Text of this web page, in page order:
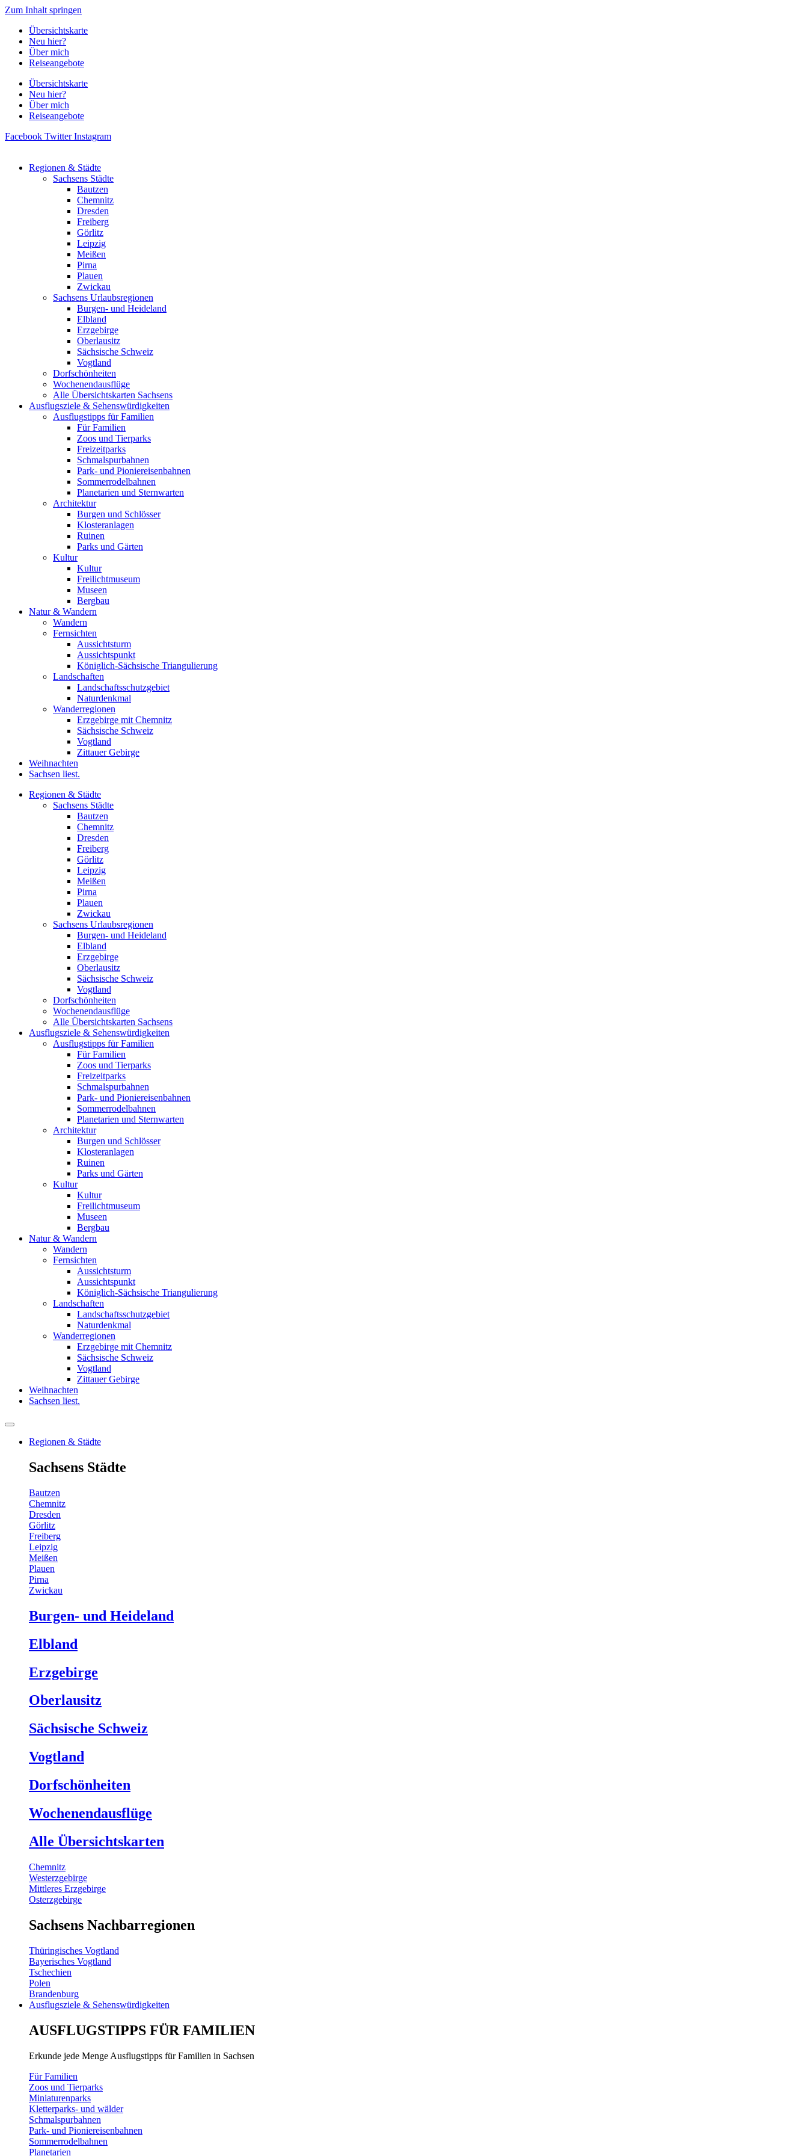
Zum Inhalt springen
Übersichtskarte
Neu hier?
Über mich
Reiseangebote
Übersichtskarte
Neu hier?
Über mich
Reiseangebote
Facebook Twitter Instagram
Regionen & Städte
Sachsens Städte
Bautzen
Chemnitz
Dresden
Freiberg
Görlitz
Leipzig
Meißen
Pirna
Plauen
Zwickau
Sachsens Urlaubsregionen
Burgen- und Heideland
Elbland
Erzgebirge
Oberlausitz
Sächsische Schweiz
Vogtland
Dorfschönheiten
Wochenendausflüge
Alle Übersichtskarten Sachsens
Ausflugsziele & Sehenswürdigkeiten
Ausflugstipps für Familien
Für Familien
Zoos und Tierparks
Freizeitparks
Schmalspurbahnen
Park- und Pioniereisenbahnen
Sommerrodelbahnen
Planetarien und Sternwarten
Architektur
Burgen und Schlösser
Klosteranlagen
Ruinen
Parks und Gärten
Kultur
Kultur
Freilichtmuseum
Museen
Bergbau
Natur & Wandern
Wandern
Fernsichten
Aussichtsturm
Aussichtspunkt
Königlich-Sächsische Triangulierung
Landschaften
Landschaftsschutzgebiet
Naturdenkmal
Wanderregionen
Erzgebirge mit Chemnitz
Sächsische Schweiz
Vogtland
Zittauer Gebirge
Weihnachten
Sachsen liest.
Regionen & Städte
Sachsens Städte
Bautzen
Chemnitz
Dresden
Freiberg
Görlitz
Leipzig
Meißen
Pirna
Plauen
Zwickau
Sachsens Urlaubsregionen
Burgen- und Heideland
Elbland
Erzgebirge
Oberlausitz
Sächsische Schweiz
Vogtland
Dorfschönheiten
Wochenendausflüge
Alle Übersichtskarten Sachsens
Ausflugsziele & Sehenswürdigkeiten
Ausflugstipps für Familien
Für Familien
Zoos und Tierparks
Freizeitparks
Schmalspurbahnen
Park- und Pioniereisenbahnen
Sommerrodelbahnen
Planetarien und Sternwarten
Architektur
Burgen und Schlösser
Klosteranlagen
Ruinen
Parks und Gärten
Kultur
Kultur
Freilichtmuseum
Museen
Bergbau
Natur & Wandern
Wandern
Fernsichten
Aussichtsturm
Aussichtspunkt
Königlich-Sächsische Triangulierung
Landschaften
Landschaftsschutzgebiet
Naturdenkmal
Wanderregionen
Erzgebirge mit Chemnitz
Sächsische Schweiz
Vogtland
Zittauer Gebirge
Weihnachten
Sachsen liest.
Regionen & Städte
Sachsens Städte
Bautzen
Chemnitz
Dresden
Görlitz
Freiberg
Leipzig
Meißen
Plauen
Pirna
Zwickau
Burgen- und Heideland
Elbland
Erzgebirge
Oberlausitz
Sächsische Schweiz
Vogtland
Dorfschönheiten
Wochenendausflüge
Alle Übersichtskarten
Chemnitz
Westerzgebirge
Mittleres Erzgebirge
Osterzgebirge
Sachsens Nachbarregionen
Thüringisches Vogtland
Bayerisches Vogtland
Tschechien
Polen
Brandenburg
Ausflugsziele & Sehenswürdigkeiten
AUSFLUGSTIPPS FÜR FAMILIEN
Erkunde jede Menge Ausflugstipps für Familien in Sachsen
Für Familien
Zoos und Tierparks
Miniaturenparks
Kletterparks- und wälder
Schmalspurbahnen
Park- und Pioniereisenbahnen
Sommerrodelbahnen
Planetarien